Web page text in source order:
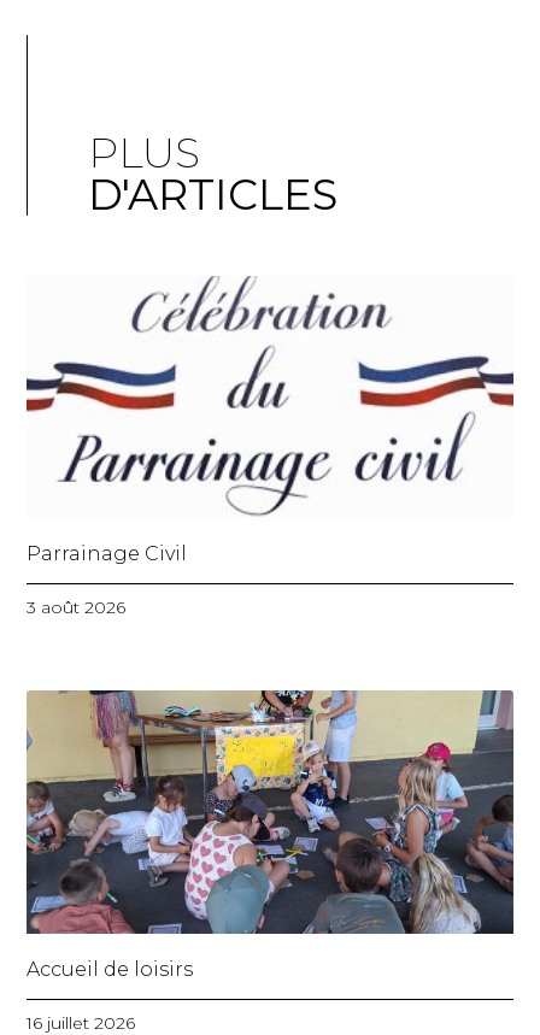
PLUS
D'ARTICLES
Parrainage Civil
3 août 2026
Accueil de loisirs
16 juillet 2026